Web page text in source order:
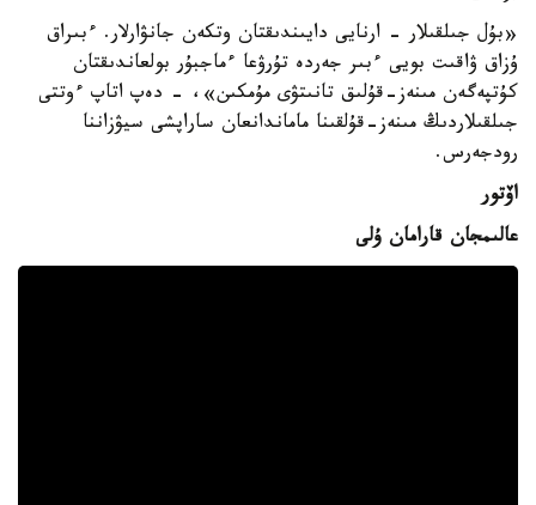
«بۇل جىلقىلار - ارنايى دايىندىقتان وتكەن جانۋارلار. ءبىراق
ۇزاق ۋاقىت بويى ءبىر جەردە تۇرۋعا ءماجبۇر بولعاندىقتان
كۇتپەگەن مىنەز-قۇلىق تانىتۋى مۇمكىن»، - دەپ اتاپ ءوتتى
جىلقىلاردىڭ مىنەز-قۇلقىنا ماماندانعان ساراپشى سيۋزاننا
رودجەرس.
اۆتور
عالىمجان قارامان ۇلى